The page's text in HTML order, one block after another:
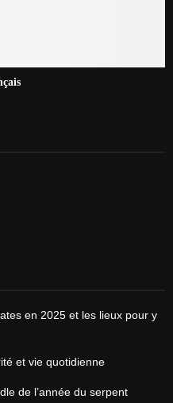
en 2025 et les lieux pour y
et vie quotidienne
de l’année du serpent